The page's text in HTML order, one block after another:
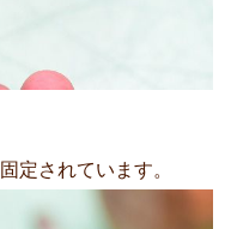
定されています。